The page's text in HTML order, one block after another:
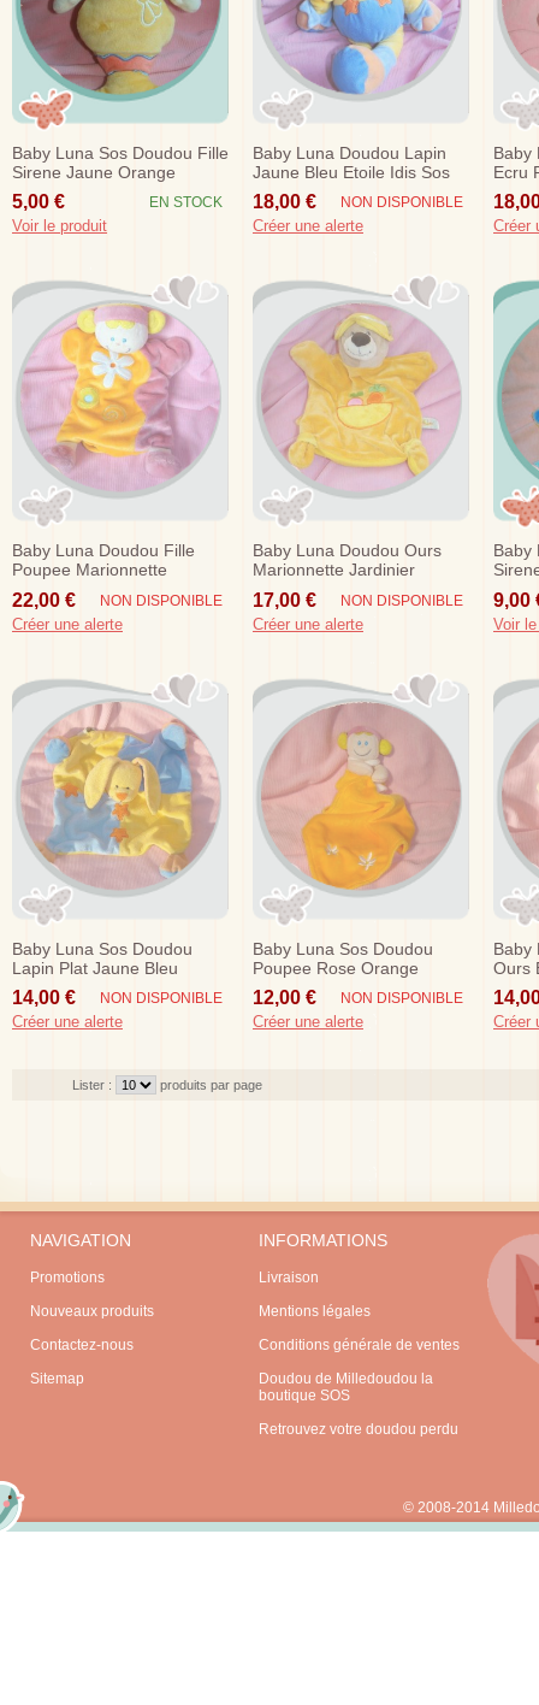
Baby Luna Sos Doudou Fille
Sirene Jaune Orange
Coquillage Sos
5,00 € EN STOCK
Voir le produit
Baby Luna Doudou Lapin
Jaune Bleu Etoile Idis Sos
18,00 € NON DISPONIBLE
Créer une alerte
Baby
Ecru
Sos
Créer
Baby Luna Doudou Fille
Poupee Marionnette
Orange Rose Fleur Sos
22,00 € NON DISPONIBLE
Créer une alerte
Baby Luna Doudou Ours
Marionnette Jardinier
Orange Carotte Sos
17,00 € NON DISPONIBLE
Créer une alerte
Baby
9,00
Voir
Baby Luna Sos Doudou
Lapin Plat Jaune Bleu
Etoiles
14,00 € NON DISPONIBLE
Créer une alerte
Baby Luna Sos Doudou
Poupee Rose Orange
Mouchoir
12,00 € NON DISPONIBLE
Créer une alerte
Baby
Ours
Créer
Lister : produits par page
NAVIGATION
Promotions
Nouveaux produits
Contactez-nous
Sitemap
INFORMATIONS
Livraison
Mentions légales
Conditions générale de ventes
Doudou de Milledoudou la
boutique SOS
Retrouvez votre doudou perdu
© 2008-2014